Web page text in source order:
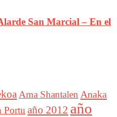
San Marcial – En el
Ama Shantalen Anaka
Portu año 2012 año